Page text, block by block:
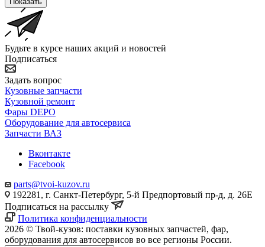
Будьте в курсе наших акций и новостей
Подписаться
Задать вопрос
Кузовные запчасти
Кузовной ремонт
Фары DEPO
Оборудование для автосервиса
Запчасти ВАЗ
Вконтакте
Facebook
parts@tvoi-kuzov.ru
192281, г. Санкт-Петербург, 5-й Предпортовый пр-д, д. 26Е
Подписаться на рассылку
Политика конфиденциальности
2026 © Твой-кузов: поставки кузовных запчастей, фар,
оборудования для автосервисов во все регионы России.